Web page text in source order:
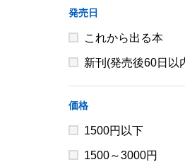
発売日
これから出る本
新刊(発売後60日以
価格
1500円以下
1500～3000円